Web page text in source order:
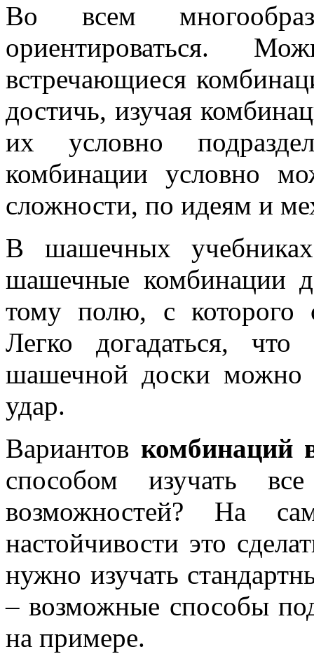
Во всем
ориентироваться.
встречающиеся
достичь, изучая
их условно
комбинации условно
сложности, по идеям и
В шашечных
шашечные комбинации
тому полю, с которого
Легко догадаться,
шашечной доски можно
удар.
Вариантов комбинаций
способом изучать
возможностей? На
настойчивости это
нужно изучать
– возможные способы
на примере.